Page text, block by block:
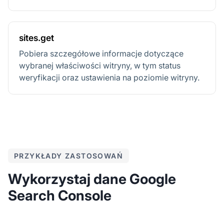
sites.get
Pobiera szczegółowe informacje dotyczące
wybranej właściwości witryny, w tym status
weryfikacji oraz ustawienia na poziomie witryny.
PRZYKŁADY ZASTOSOWAŃ
Wykorzystaj dane Google
Search Console